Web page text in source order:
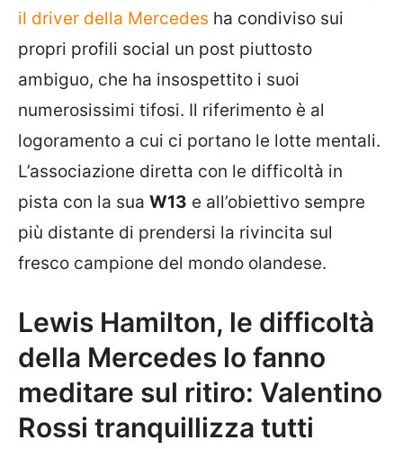
il driver della Mercedes ha condiviso sui
propri profili social un post piuttosto
ambiguo, che ha insospettito i suoi
numerosissimi tifosi. Il riferimento è al
logoramento a cui ci portano le lotte mentali.
L’associazione diretta con le difficoltà in
pista con la sua W13 e all’obiettivo sempre
più distante di prendersi la rivincita sul
fresco campione del mondo olandese.
Lewis Hamilton, le difficoltà
della Mercedes lo fanno
meditare sul ritiro: Valentino
Rossi tranquillizza tutti